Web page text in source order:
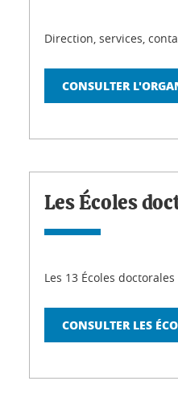
Direction, services,
CONSULTER
Les Écoles
Les 13 Écoles doctorales
CONSULTER LES